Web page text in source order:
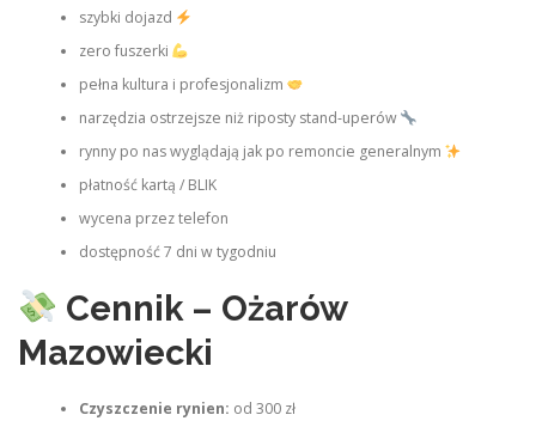
szybki dojazd
zero fuszerki
pełna kultura i profesjonalizm
narzędzia ostrzejsze niż riposty stand‑uperów
rynny po nas wyglądają jak po remoncie generalnym
płatność kartą / BLIK
wycena przez telefon
dostępność 7 dni w tygodniu
Cennik – Ożarów
Mazowiecki
Czyszczenie rynien: od 300 zł